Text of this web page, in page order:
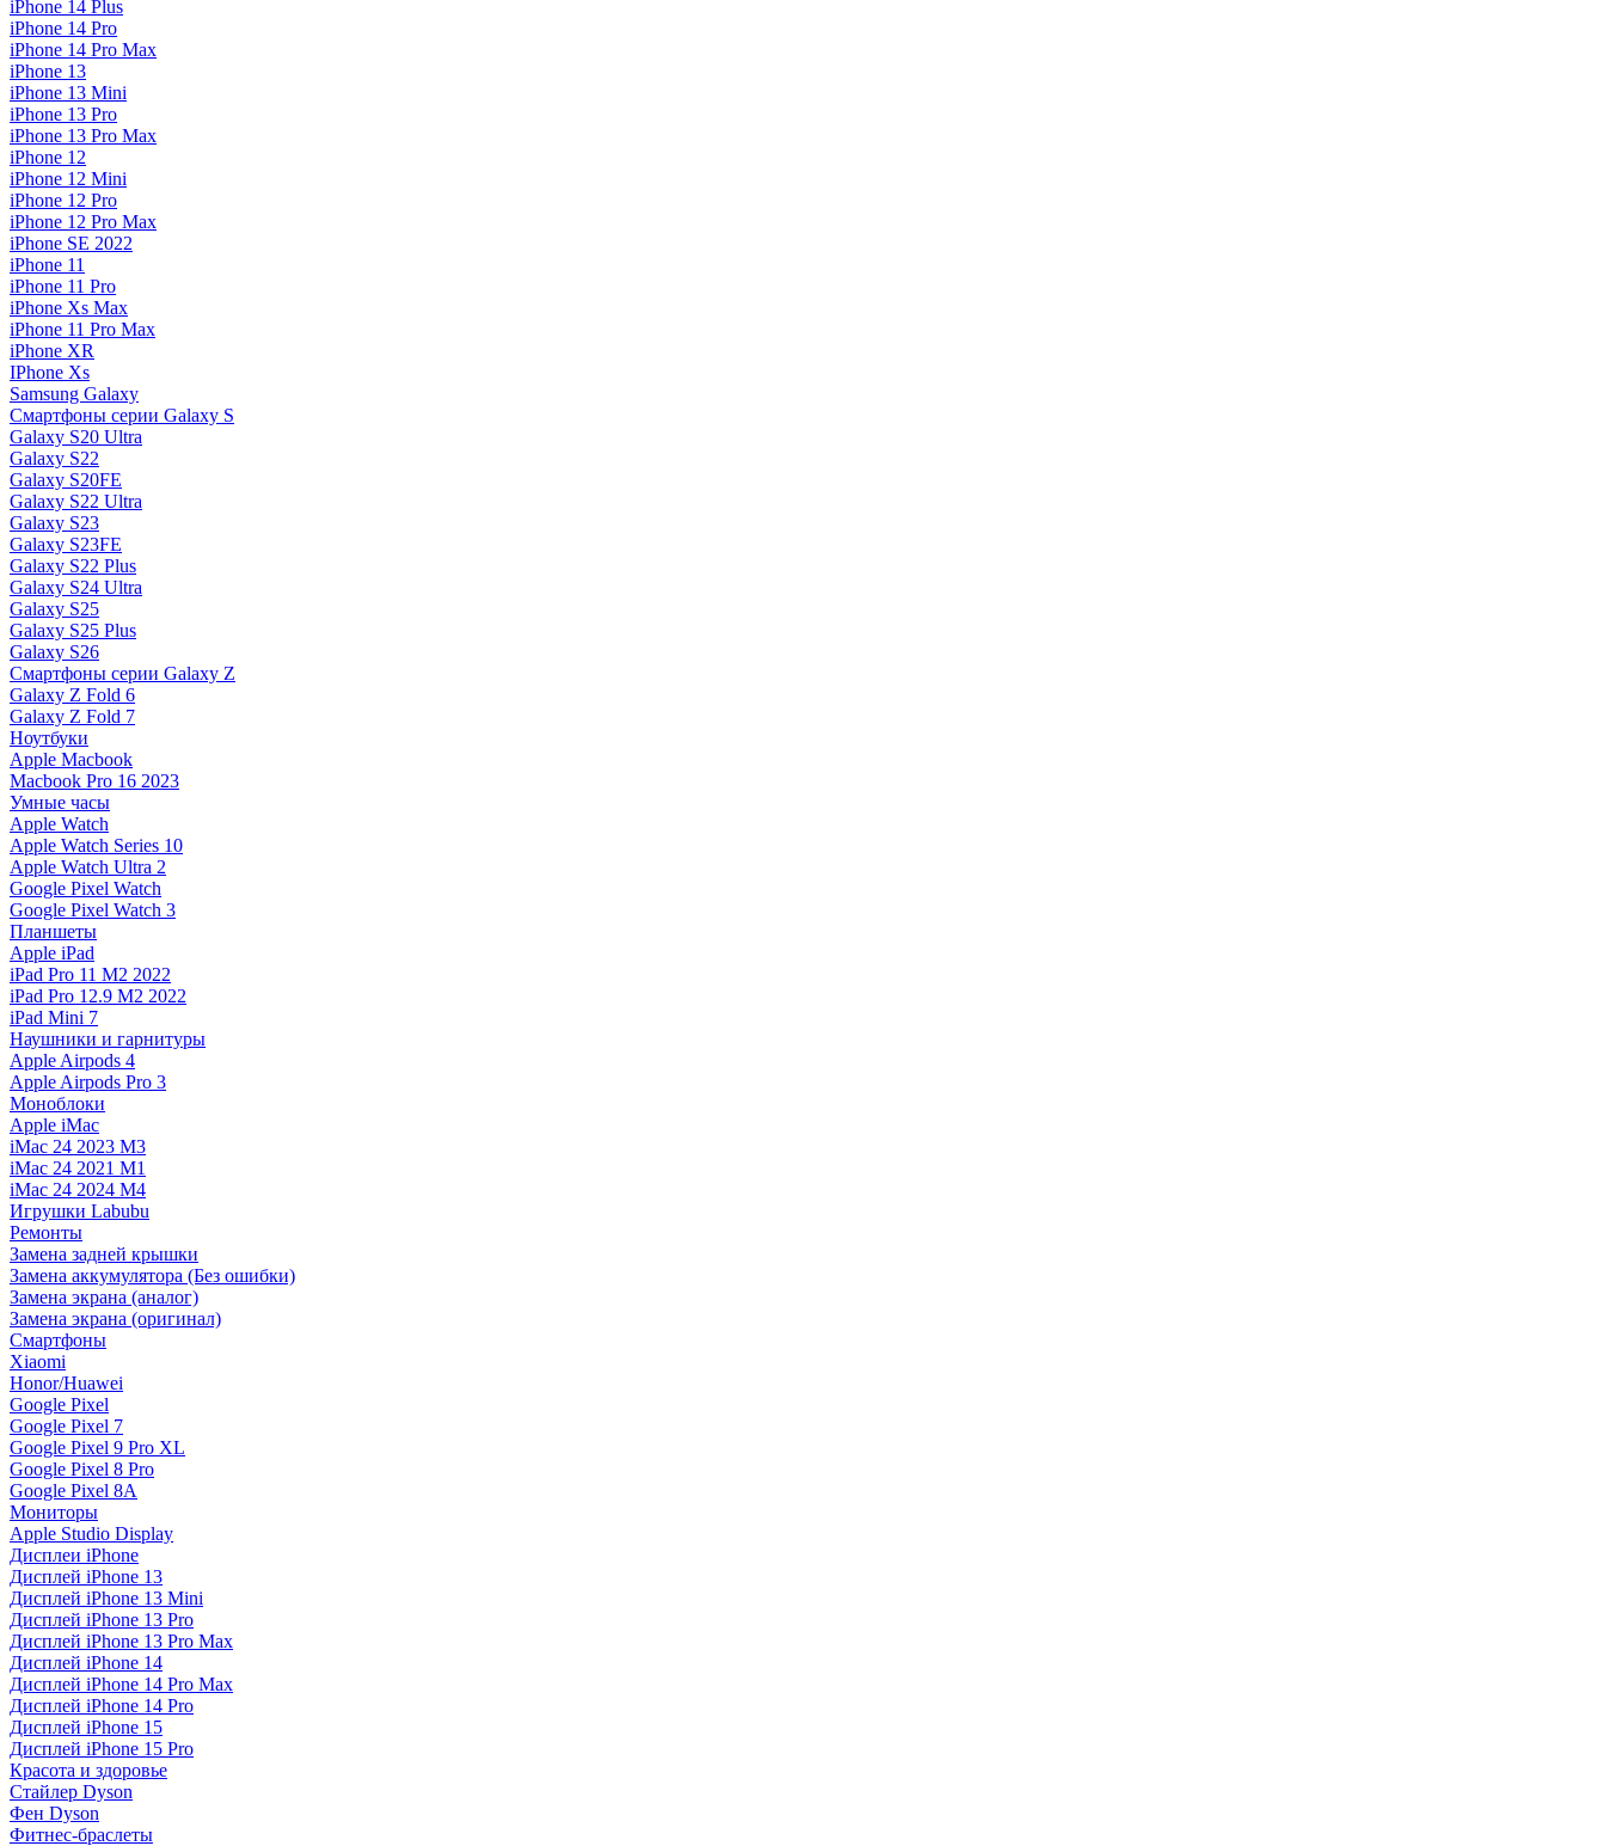
iPhone 14 Plus
iPhone 14 Pro
iPhone 14 Pro Max
iPhone 13
iPhone 13 Mini
iPhone 13 Pro
iPhone 13 Pro Max
iPhone 12
iPhone 12 Mini
iPhone 12 Pro
iPhone 12 Pro Max
iPhone SE 2022
iPhone 11
iPhone 11 Pro
iPhone Xs Max
iPhone 11 Pro Max
iPhone XR
IPhone Xs
Samsung Galaxy
Смартфоны серии Galaxy S
Galaxy S20 Ultra
Galaxy S22
Galaxy S20FE
Galaxy S22 Ultra
Galaxy S23
Galaxy S23FE
Galaxy S22 Plus
Galaxy S24 Ultra
Galaxy S25
Galaxy S25 Plus
Galaxy S26
Смартфоны серии Galaxy Z
Galaxy Z Fold 6
Galaxy Z Fold 7
Ноутбуки
Apple Macbook
Macbook Pro 16 2023
Умные часы
Apple Watch
Apple Watch Series 10
Apple Watch Ultra 2
Google Pixel Watch
Google Pixel Watch 3
Планшеты
Apple iPad
iPad Pro 11 M2 2022
iPad Pro 12.9 M2 2022
iPad Mini 7
Наушники и гарнитуры
Apple Airpods 4
Apple Airpods Pro 3
Моноблоки
Apple iMac
iMac 24 2023 M3
iMac 24 2021 M1
iMac 24 2024 M4
Игрушки Labubu
Ремонты
Замена задней крышки
Замена аккумулятора (Без ошибки)
Замена экрана (аналог)
Замена экрана (оригинал)
Смартфоны
Xiaomi
Honor/Huawei
Google Pixel
Google Pixel 7
Google Pixel 9 Pro XL
Google Pixel 8 Pro
Google Pixel 8A
Мониторы
Apple Studio Display
Дисплеи iPhone
Дисплей iPhone 13
Дисплей iPhone 13 Mini
Дисплей iPhone 13 Pro
Дисплей iPhone 13 Pro Max
Дисплей iPhone 14
Дисплей iPhone 14 Pro Max
Дисплей iPhone 14 Pro
Дисплей iPhone 15
Дисплей iPhone 15 Pro
Красота и здоровье
Стайлер Dyson
Фен Dyson
Фитнес-браслеты